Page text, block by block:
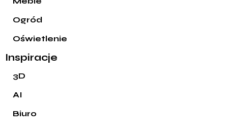
Ogród
Oświetlenie
Inspiracje
3D
AI
Biuro